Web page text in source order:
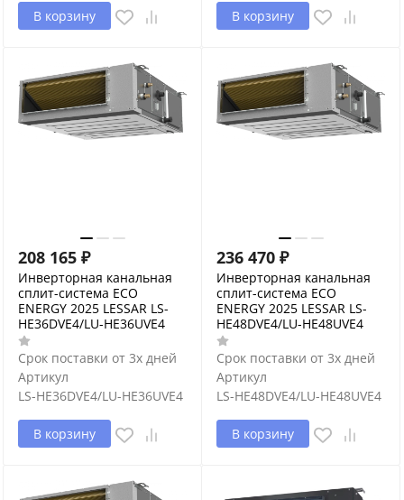
В корзину В корзину
208 165 ₽
Инверторная канальная
сплит-система ECO
ENERGY 2025 LESSAR LS-
HE36DVE4/LU-HE36UVE4
Срок поставки от 3х дней
Артикул
LS-HE36DVE4/LU-HE36UVE4
В корзину
236 470 ₽
Инверторная канальная
сплит-система ECO
ENERGY 2025 LESSAR LS-
HE48DVE4/LU-HE48UVE4
Срок поставки от 3х дней
Артикул
LS-HE48DVE4/LU-HE48UVE4
В корзину